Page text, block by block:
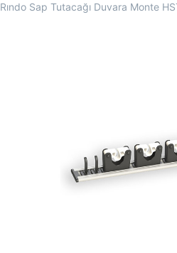
Rındo Sap Tutacağı Duvara Monte